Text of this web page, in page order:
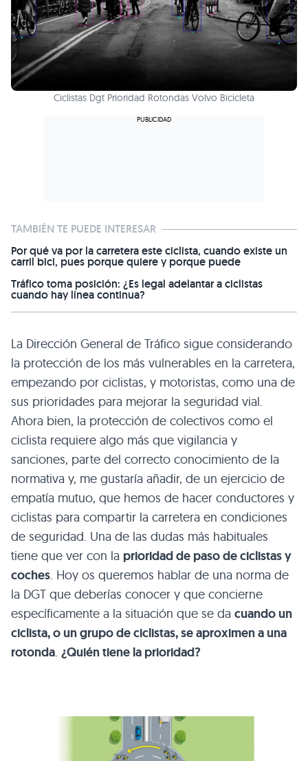
Ciclistas Dgt Prioridad Rotondas Volvo Bicicleta
TAMBIÉN TE PUEDE INTERESAR
Por qué va por la carretera este ciclista, cuando existe un
carril bici, pues porque quiere y porque puede
Tráfico toma posición: ¿Es legal adelantar a ciclistas
cuando hay línea continua?
La Dirección General de Tráfico sigue considerando
la protección de los más vulnerables en la carretera,
empezando por ciclistas, y motoristas, como una de
sus prioridades para mejorar la seguridad vial.
Ahora bien, la protección de colectivos como el
ciclista requiere algo más que vigilancia y
sanciones, parte del correcto conocimiento de la
normativa y, me gustaría añadir, de un ejercicio de
empatía mutuo, que hemos de hacer conductores y
ciclistas para compartir la carretera en condiciones
de seguridad. Una de las dudas más habituales
tiene que ver con la prioridad de paso de ciclistas y
coches. Hoy os queremos hablar de una norma de
la DGT que deberías conocer y que concierne
específicamente a la situación que se da cuando un
ciclista, o un grupo de ciclistas, se aproximen a una
rotonda. ¿Quién tiene la prioridad?